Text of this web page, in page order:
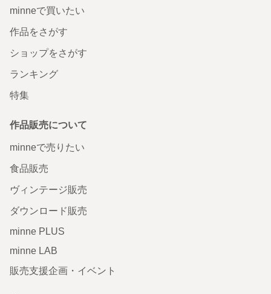
minneで買いたい
作品をさがす
ショップをさがす
ランキング
特集
作品販売について
minneで売りたい
食品販売
ヴィンテージ販売
ダウンロード販売
minne PLUS
minne LAB
販売支援企画・イベント